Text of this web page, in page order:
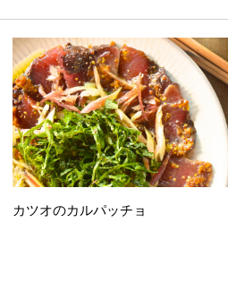
カツオのカルパッチョ